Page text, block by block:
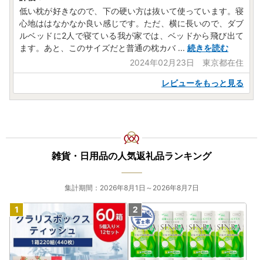
低い枕が好きなので、下の硬い方は抜いて使っています。寝
心地ははなかなか良い感じです。ただ、横に長いので、ダブ
ルベッドに2人で寝ている我が家では、ベッドから飛び出て
ます。あと、このサイズだと普通の枕カバ ... 続きを読む
2024年02月23日 東京都在住
レビューをもっと見る
雑貨・日用品の人気返礼品ランキング
集計期間：2026年8月1日～2026年8月7日